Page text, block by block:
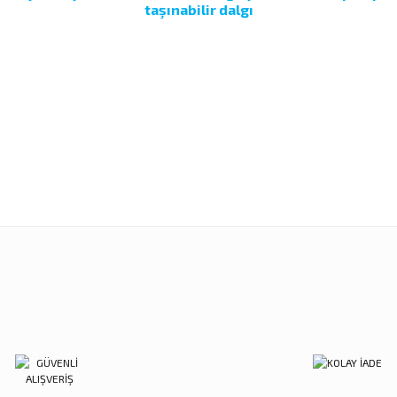
taşınabilir dalgı